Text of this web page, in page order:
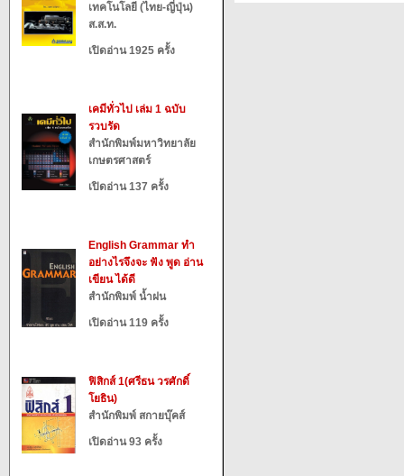
เทคโนโลยี (ไทย-ญี่ปุ่น)
ส.ส.ท.
เปิดอ่าน 1925 ครั้ง
เคมีทั่วไป เล่ม 1 ฉบับ
รวบรัด
สำนักพิมพ์มหาวิทยาลัย
เกษตรศาสตร์
เปิดอ่าน 137 ครั้ง
English Grammar ทำ
อย่างไรจึงจะ ฟัง พูด อ่าน
เขียน ได้ดี
สำนักพิมพ์ น้ำฝน
เปิดอ่าน 119 ครั้ง
ฟิสิกส์ 1(ศรีธน วรศักดิ์
โยธิน)
สำนักพิมพ์ สกายบุ๊คส์
เปิดอ่าน 93 ครั้ง